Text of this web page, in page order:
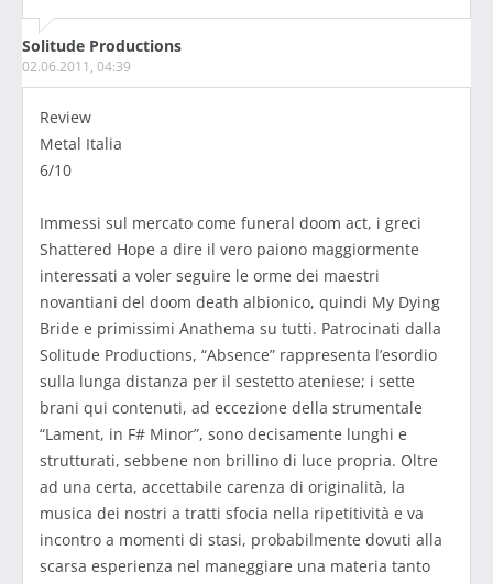
Solitude Productions
02.06.2011, 04:39
Review
Metal Italia
6/10
Immessi sul mercato come funeral doom act, i greci
Shattered Hope a dire il vero paiono maggiormente
interessati a voler seguire le orme dei maestri
novantiani del doom death albionico, quindi My Dying
Bride e primissimi Anathema su tutti. Patrocinati dalla
Solitude Productions, “Absence” rappresenta l’esordio
sulla lunga distanza per il sestetto ateniese; i sette
brani qui contenuti, ad eccezione della strumentale
“Lament, in F# Minor”, sono decisamente lunghi e
strutturati, sebbene non brillino di luce propria. Oltre
ad una certa, accettabile carenza di originalità, la
musica dei nostri a tratti sfocia nella ripetitività e va
incontro a momenti di stasi, probabilmente dovuti alla
scarsa esperienza nel maneggiare una materia tanto